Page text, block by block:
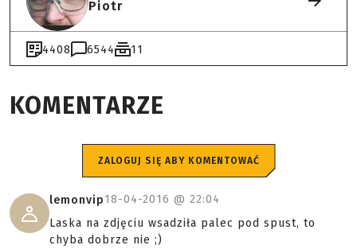
Piotr
4408 6544 11
KOMENTARZE
ZALOGUJ SIĘ ABY KOMENTOWAĆ
lemonvip18-04-2016 @ 22:04
Laska na zdjęciu wsadziła palec pod spust, to
chyba dobrze nie ;)